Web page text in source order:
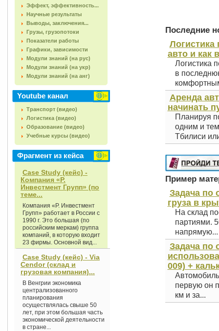
Эффект, эффективность...
Научные результаты
Выводы, заключения...
Грузы, грузопотоки
Показатели работы
Графики, зависимости
Модули знаний (на рус)
Модули знаний (на укр)
Модули знаний (на анг)
Youtube канал
Транспорт (видео)
Логистика (видео)
Образование (видео)
Учебные курсы (видео)
Фрагмент из кейса
Case Study (кейс) -
Компания «Р.
Инвестмент Групп» (по
теме...
Компания «Р. Инвестмент
Групп» работает в России с
1990 г. Это большая (по
российским меркам) группа
компаний, в которую входит
23 фирмы. Основной вид...
Case Study (кейс) - Via
Cendor (склад и
грузовая компания)...
В Венгрии экономика
централизованного
планирования
осуществлялась свыше 50
лет, при этом большая часть
экономической деятельности
в стране...
Последние
Логистика
авто и как
Логистика
в
Аренда
начинать
Планируя
одним и
Тбилиси
Пример
Задача по
груза в
На склад
партиями.
напрямую...
Задача по
009) +
первую он
км и за...